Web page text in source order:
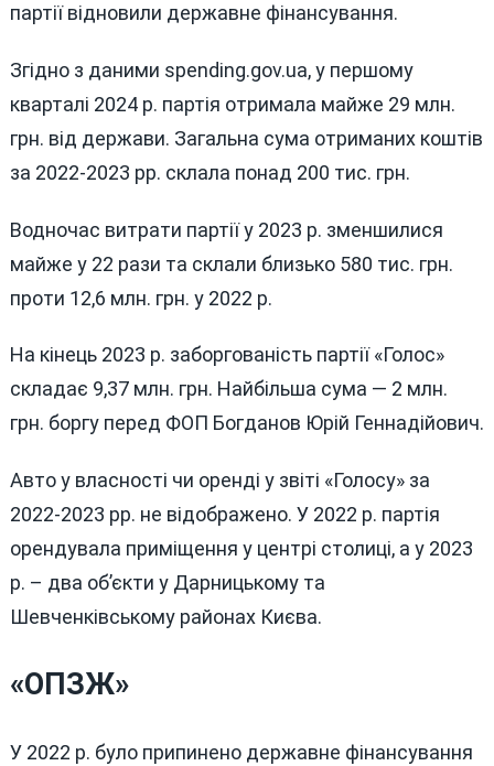
партії відновили державне фінансування.
Згідно з даними spending.gov.ua, у першому
кварталі 2024 р. партія отримала майже 29 млн.
грн. від держави. Загальна сума отриманих коштів
за 2022-2023 рр. склала понад 200 тис. грн.
Водночас витрати партії у 2023 р. зменшилися
майже у 22 рази та склали близько 580 тис. грн.
проти 12,6 млн. грн. у 2022 р.
На кінець 2023 р. заборгованість партії «Голос»
складає 9,37 млн. грн. Найбільша сума — 2 млн.
грн. боргу перед ФОП Богданов Юрій Геннадійович.
Авто у власності чи оренді у звіті «Голосу» за
2022-2023 рр. не відображено. У 2022 р. партія
орендувала приміщення у центрі столиці, а у 2023
р. – два об’єкти у Дарницькому та
Шевченківському районах Києва.
«ОПЗЖ»
У 2022 р. було припинено державне фінансування